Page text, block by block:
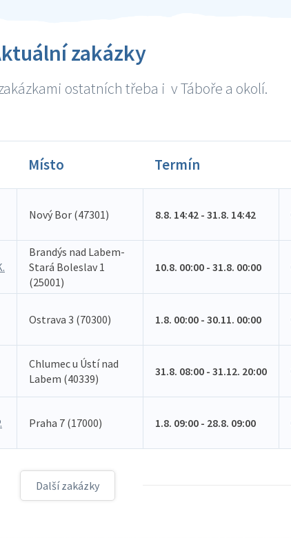
zakázky
ostatních třeba i v Táboře a okolí.
Místo Termín
Nový Bor (47301) 8.8. 14:42 - 31.8. 14:42
Brandýs nad Labem-
Stará Boleslav 1
(25001)
10.8. 00:00 - 31.8. 00:00
Ostrava 3 (70300) 1.8. 00:00 - 30.11. 00:00
Chlumec u Ústí nad
Labem (40339)
31.8. 08:00 - 31.12. 20:00
Praha 7 (17000) 1.8. 09:00 - 28.8. 09:00
Další zakázky